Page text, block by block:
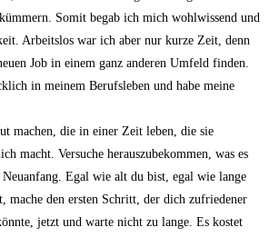
Somit begab ich mich wohlwissend und
Arbeitslos war ich aber nur kurze Zeit, denn
Job in einem ganz anderen Umfeld finden.
in meinem Berufsleben und habe meine
machen, die in einer Zeit leben, die sie
macht. Versuche herauszubekommen, was es
Neuanfang. Egal wie alt du bist, egal wie lange
mache den ersten Schritt, der dich zufriedener
jetzt und warte nicht zu lange. Es kostet